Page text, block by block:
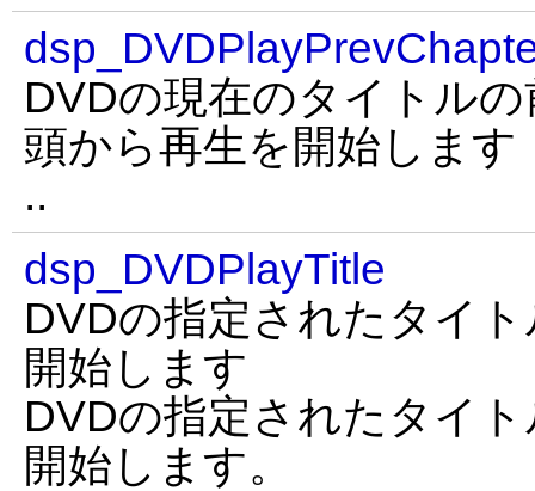
DVDの現在のタイトル
頭から再生を開始します
..
dsp_DVDPlayTitle
DVDの指定されたタイ
開始します
DVDの指定されたタイ
開始します。